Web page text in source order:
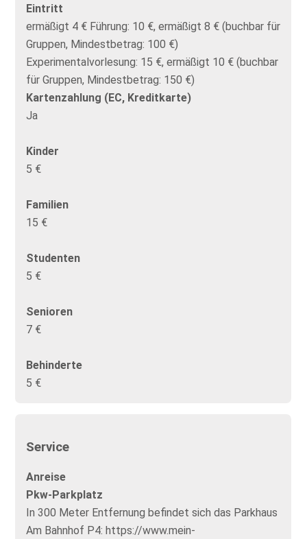
Eintritt
ermäßigt 4 € Führung: 10 €, ermäßigt 8 € (buchbar für
Gruppen, Mindestbetrag: 100 €)
Experimentalvorlesung: 15 €, ermäßigt 10 € (buchbar
für Gruppen, Mindestbetrag: 150 €)
Kartenzahlung (EC, Kreditkarte)
Ja
Kinder
5 €
Familien
15 €
Studenten
5 €
Senioren
7 €
Behinderte
5 €
Service
Anreise
Pkw-Parkplatz
In 300 Meter Entfernung befindet sich das Parkhaus
Am Bahnhof P4: https://www.mein-